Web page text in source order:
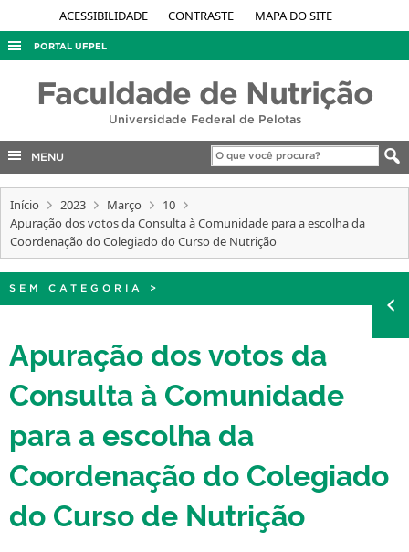
ACESSIBILIDADE CONTRASTE MAPA DO SITE
PORTAL UFPEL
AUDITORIA
COBALTO
EDITAIS
INTERNACIONAL
PORTARIAS
Faculdade de Nutrição
Universidade Federal de Pelotas
MENU
Início 2023 Março
10
Apuração dos votos da Consulta à Comunidade para a escolha da
Coordenação do Colegiado do Curso de Nutrição
SEM CATEGORIA >
Apuração dos votos da
Consulta à Comunidade
para a escolha da
Coordenação do Colegiado
do Curso de Nutrição